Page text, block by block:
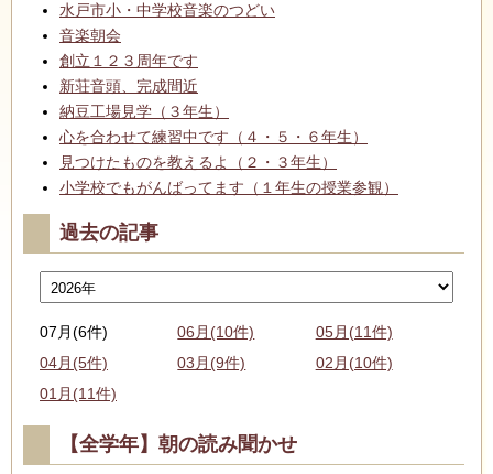
水戸市小・中学校音楽のつどい
音楽朝会
創立１２３周年です
新荘音頭、完成間近
納豆工場見学（３年生）
心を合わせて練習中です（４・５・６年生）
見つけたものを教えるよ（２・３年生）
小学校でもがんばってます（１年生の授業参観）
過去の記事
07月(6件) 06月(10件)
05月(11件)
04月(5件)
03月(9件)
02月(10件)
01月(11件)
【全学年】朝の読み聞かせ